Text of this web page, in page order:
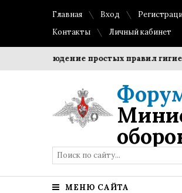
Главная Вход
Контакты
Личный кабинет
Соблюдение простых правил
МЕНЮ САЙТА